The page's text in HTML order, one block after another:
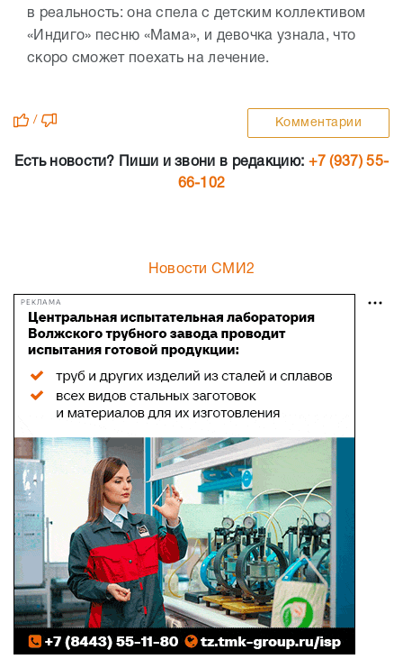
в реальность: она спела с детским коллективом
«Индиго» песню «Мама», и девочка узнала, что
скоро сможет поехать на лечение.
/ Комментарии
Есть новости? Пиши и звони в редакцию: +7 (937) 55-
66-102
Новости СМИ2
РЕКЛАМА